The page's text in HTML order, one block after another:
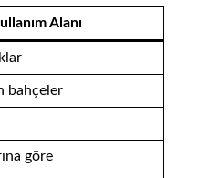
Alanı
bahçeler
göre